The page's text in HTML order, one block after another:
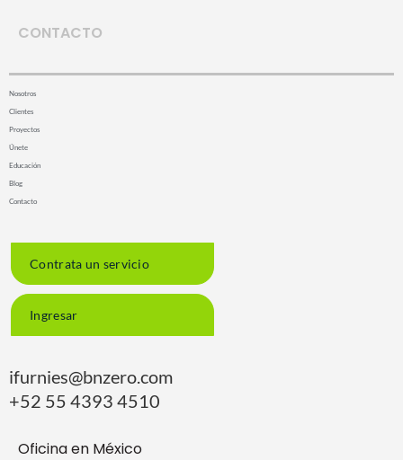
CONTACTO
Nosotros
Clientes
Proyectos
Únete
Educación
Blog
Contacto
Contrata un servicio
Ingresar
ifurnies@bnzero.com
+52 55 4393 4510
Oficina en México